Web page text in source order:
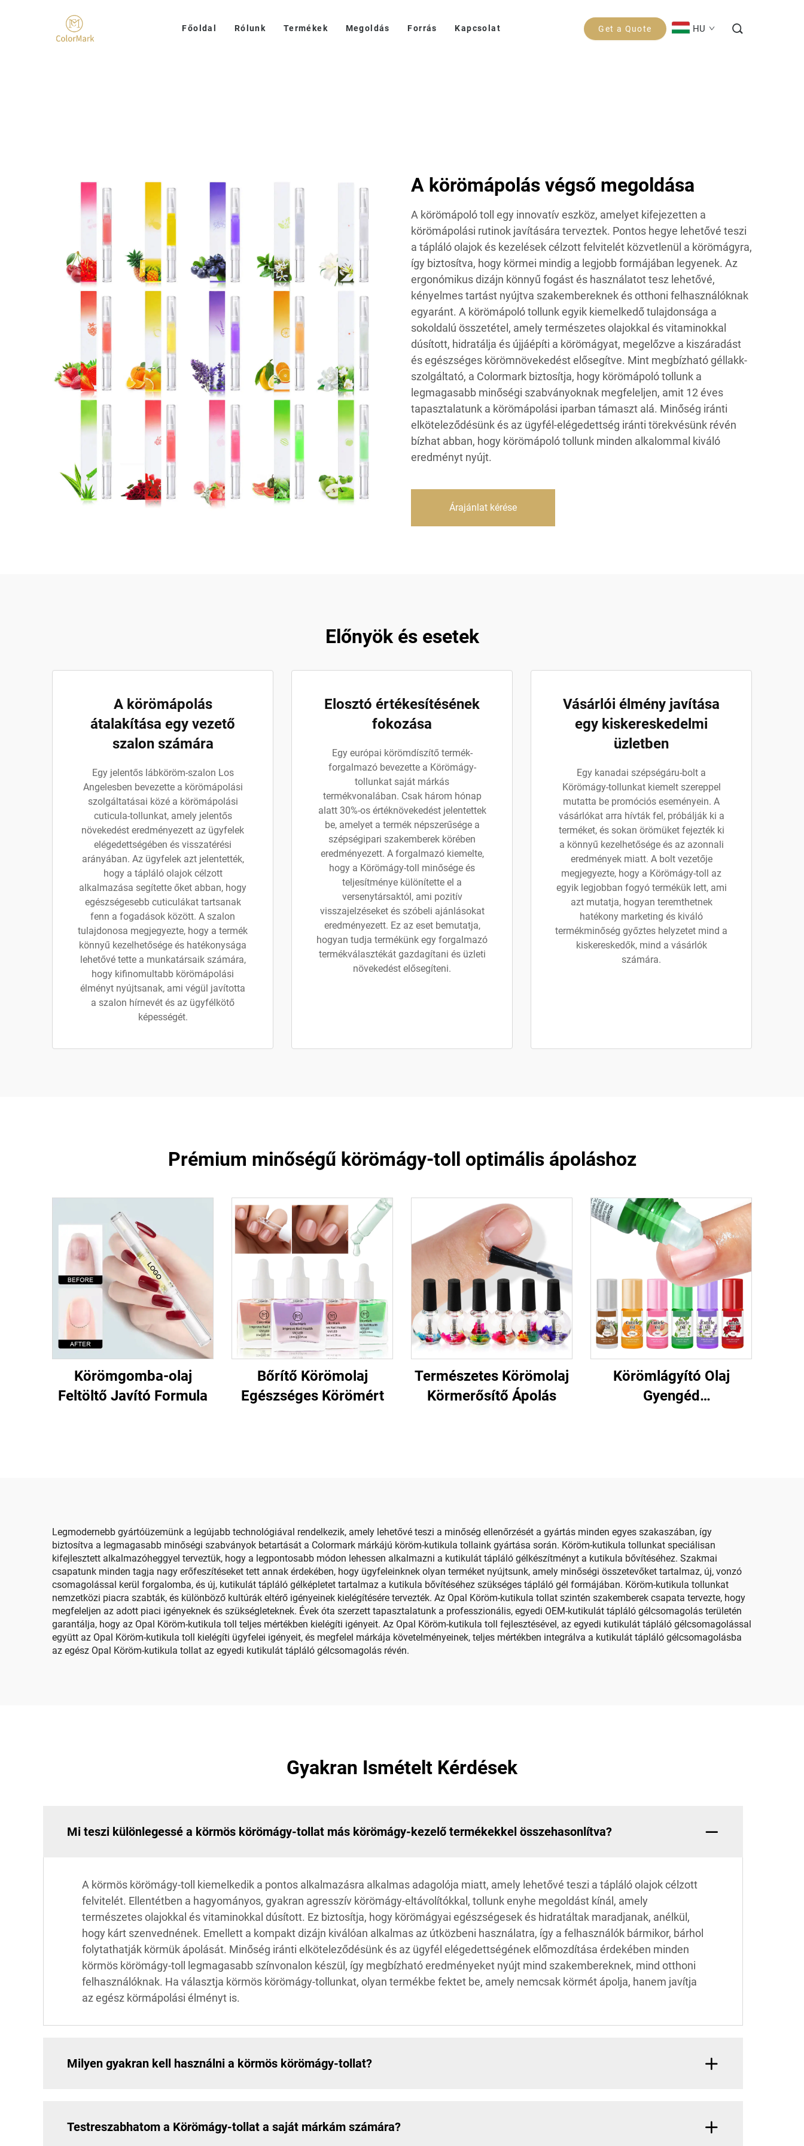
Főoldal Rólunk Termékek Megoldás Forrás Kapcsolat Get a Quote HU
A körömápolás végső megoldása
A körömápoló toll egy innovatív eszköz, amelyet kifejezetten a
körömápolási rutinok javítására terveztek. Pontos hegye lehetővé teszi
a tápláló olajok és kezelések célzott felvitelét közvetlenül a körömágyra,
így biztosítva, hogy körmei mindig a legjobb formájában legyenek. Az
ergonómikus dizájn könnyű fogást és használatot tesz lehetővé,
kényelmes tartást nyújtva szakembereknek és otthoni felhasználóknak
egyaránt. A körömápoló tollunk egyik kiemelkedő tulajdonsága a
sokoldalú összetétel, amely természetes olajokkal és vitaminokkal
dúsított, hidratálja és újjáépíti a körömágyat, megelőzve a kiszáradást
és egészséges körömnövekedést elősegítve. Mint megbízható géllakk-
szolgáltató, a Colormark biztosítja, hogy körömápoló tollunk a
legmagasabb minőségi szabványoknak megfeleljen, amit 12 éves
tapasztalatunk a körömápolási iparban támaszt alá. Minőség iránti
elköteleződésünk és az ügyfél-elégedettség iránti törekvésünk révén
bízhat abban, hogy körömápoló tollunk minden alkalommal kiváló
eredményt nyújt.
Árajánlat kérése
Előnyök és esetek
A körömápolás
átalakítása egy vezető
szalon számára
Egy jelentős lábköröm-szalon Los
Angelesben bevezette a körömápolási
szolgáltatásai közé a körömápolási
cuticula-tollunkat, amely jelentős
növekedést eredményezett az ügyfelek
elégedettségében és visszatérési
arányában. Az ügyfelek azt jelentették,
hogy a tápláló olajok célzott
alkalmazása segítette őket abban, hogy
egészségesebb cuticulákat tartsanak
fenn a fogadások között. A szalon
tulajdonosa megjegyezte, hogy a termék
könnyű kezelhetősége és hatékonysága
lehetővé tette a munkatársaik számára,
hogy kifinomultabb körömápolási
élményt nyújtsanak, ami végül javította
a szalon hírnevét és az ügyfélkötő
képességét.
Elosztó értékesítésének
fokozása
Egy európai körömdíszítő termék-
forgalmazó bevezette a Körömágy-
tollunkat saját márkás
termékvonalában. Csak három hónap
alatt 30%-os értéknövekedést jelentettek
be, amelyet a termék népszerűsége a
szépségipari szakemberek körében
eredményezett. A forgalmazó kiemelte,
hogy a Körömágy-toll minősége és
teljesítménye különítette el a
versenytársaktól, ami pozitív
visszajelzéseket és szóbeli ajánlásokat
eredményezett. Ez az eset bemutatja,
hogyan tudja termékünk egy forgalmazó
termékválasztékát gazdagítani és üzleti
növekedést elősegíteni.
Vásárlói élmény javítása
egy kiskereskedelmi
üzletben
Egy kanadai szépségáru-bolt a
Körömágy-tollunkat kiemelt szereppel
mutatta be promóciós eseményein. A
vásárlókat arra hívták fel, próbálják ki a
terméket, és sokan örömüket fejezték ki
a könnyű kezelhetősége és az azonnali
eredmények miatt. A bolt vezetője
megjegyezte, hogy a Körömágy-toll az
egyik legjobban fogyó termékük lett, ami
azt mutatja, hogyan teremthetnek
hatékony marketing és kiváló
termékminőség győztes helyzetet mind a
kiskereskedők, mind a vásárlók
számára.
Prémium minőségű körömágy-toll optimális ápoláshoz
Körömgomba-olaj
Feltöltő Javító Formula
Bőrítő Körömolaj
Egészséges Körömért
Természetes Körömolaj
Körmerősítő Ápolás
Körömlágyító Olaj
Gyengéd
Legmodernebb gyártóüzemünk a legújabb technológiával rendelkezik, amely lehetővé teszi a minőség ellenőrzését a gyártás minden egyes szakaszában, így
biztosítva a legmagasabb minőségi szabványok betartását a Colormark márkájú köröm-kutikula tollaink gyártása során. Köröm-kutikula tollunkat speciálisan
kifejlesztett alkalmazóheggyel terveztük, hogy a legpontosabb módon lehessen alkalmazni a kutikulát tápláló gélkészítményt a kutikula bővítéséhez. Szakmai
csapatunk minden tagja nagy erőfeszítéseket tett annak érdekében, hogy ügyfeleinknek olyan terméket nyújtsunk, amely minőségi összetevőket tartalmaz, új, vonzó
csomagolással kerül forgalomba, és új, kutikulát tápláló gélképletet tartalmaz a kutikula bővítéséhez szükséges tápláló gél formájában. Köröm-kutikula tollunkat
nemzetközi piacra szabták, és különböző kultúrák eltérő igényeinek kielégítésére tervezték. Az Opal Köröm-kutikula tollat szintén szakemberek csapata tervezte, hogy
megfeleljen az adott piaci igényeknek és szükségleteknek. Évek óta szerzett tapasztalatunk a professzionális, egyedi OEM-kutikulát tápláló gélcsomagolás területén
garantálja, hogy az Opal Köröm-kutikula toll teljes mértékben kielégíti igényeit. Az Opal Köröm-kutikula toll fejlesztésével, az egyedi kutikulát tápláló gélcsomagolással
együtt az Opal Köröm-kutikula toll kielégíti ügyfelei igényeit, és megfelel márkája követelményeinek, teljes mértékben integrálva a kutikulát tápláló gélcsomagolásba
az egész Opal Köröm-kutikula tollat az egyedi kutikulát tápláló gélcsomagolás révén.
Gyakran Ismételt Kérdések
Mi teszi különlegessé a körmös körömágy-tollat más körömágy-kezelő termékekkel összehasonlítva?
A körmös körömágy-toll kiemelkedik a pontos alkalmazásra alkalmas adagolója miatt, amely lehetővé teszi a tápláló olajok célzott
felvitelét. Ellentétben a hagyományos, gyakran agresszív körömágy-eltávolítókkal, tollunk enyhe megoldást kínál, amely
természetes olajokkal és vitaminokkal dúsított. Ez biztosítja, hogy körömágyai egészségesek és hidratáltak maradjanak, anélkül,
hogy kárt szenvednének. Emellett a kompakt dizájn kiválóan alkalmas az útközbeni használatra, így a felhasználók bármikor, bárhol
folytathatják körmük ápolását. Minőség iránti elköteleződésünk és az ügyfél elégedettségének előmozdítása érdekében minden
körmös körömágy-toll legmagasabb színvonalon készül, így megbízható eredményeket nyújt mind szakembereknek, mind otthoni
felhasználóknak. Ha választja körmös körömágy-tollunkat, olyan termékbe fektet be, amely nemcsak körmét ápolja, hanem javítja
az egész körmápolási élményt is.
Milyen gyakran kell használni a körmös körömágy-tollat?
Testreszabhatom a Körömágy-tollat a saját márkám számára?